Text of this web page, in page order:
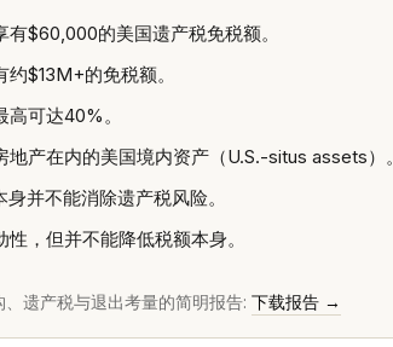
有$60,000的美国遗产税免税额。
$13M+的免税额。
可达40%。
地产在内的美国境内资产（U.S.-situs assets）。
并不能消除遗产税风险。
，但并不能降低税额本身。
遗产税与退出考量的简明报告: 下载报告 →